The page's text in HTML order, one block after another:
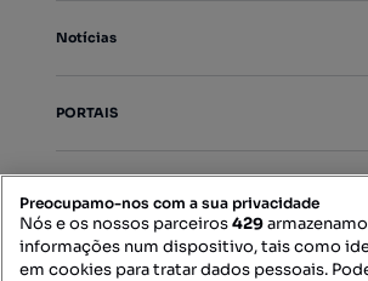
Notícias
PORTAIS
Contacte-nos
Preocupamo-nos com a sua privacidade
Nós e os nossos parceiros429
informações num dispositivo, tais como
em cookies para tratar dados pessoais.